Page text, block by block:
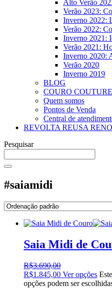
Alto Verão
Verão 2023:
Inverno 2022:
Verão 2022:
Inverno 2021:
Verão 2021:
Inverno 2020:
Verão 2020
Inverno 2019
BLOG
COURO COUTURE
Quem somos
Pontos de Venda
Central de
REVOLTA REUSA
Pesquisar
#saiamidi
Saia Midi de
R$3.690,00
R$1.845,00 Ver opções
opções podem ser